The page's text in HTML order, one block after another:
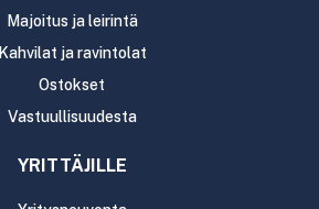
Majoitus ja leirintä
Kahvilat ja ravintolat
Ostokset
Vastuullisuudesta
YRITTÄJILLE